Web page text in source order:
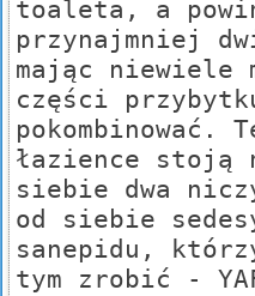
toaleta, a
przynajmniej
mając niewiele
części
pokombinować.
łazience stoją
siebie dwa
od siebie
sanepidu,
tym zrobić -